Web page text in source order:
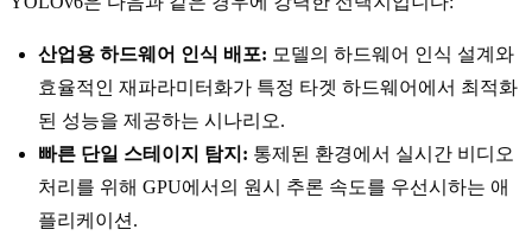
산업용 하드웨어 인식 배포: 모델의 하드웨어 인식 설계와
효율적인 재파라미터화가 특정 타겟 하드웨어에서 최적화
된 성능을 제공하는 시나리오.
빠른 단일 스테이지 탐지: 통제된 환경에서 실시간 비디오
처리를 위해 GPU에서의 원시 추론 속도를 우선시하는 애
플리케이션.